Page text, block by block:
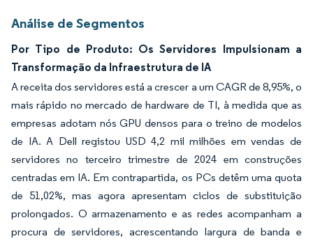
Análise de Segmentos
Por Tipo de Produto: Os Servidores Impulsionam a
Transformação da Infraestrutura de IA
A receita dos servidores está a crescer a um CAGR de 8,95%, o
mais rápido no mercado de hardware de TI, à medida que as
empresas adotam nós GPU densos para o treino de modelos
de IA. A Dell registou USD 4,2 mil milhões em vendas de
servidores no terceiro trimestre de 2024 em construções
centradas em IA. Em contrapartida, os PCs detêm uma quota
de 51,02%, mas agora apresentam ciclos de substituição
prolongados. O armazenamento e as redes acompanham a
procura de servidores, acrescentando largura de banda e